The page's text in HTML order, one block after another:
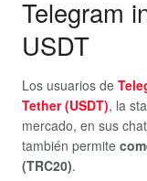
Telegram
USDT
Los usuarios de
Tether (USDT), la
mercado, en sus
también permite
(TRC20).